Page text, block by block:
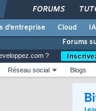
FORUMS
d'entreprise Cloud IA
Forums
?
Réseau social Blogs